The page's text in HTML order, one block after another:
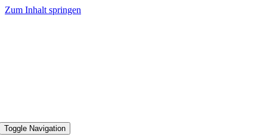
Zum Inhalt springen
Toggle Navigation